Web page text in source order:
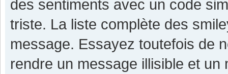
des sentiments avec un code
triste. La liste complète des
message. Essayez toutefois de
rendre un message illisible et